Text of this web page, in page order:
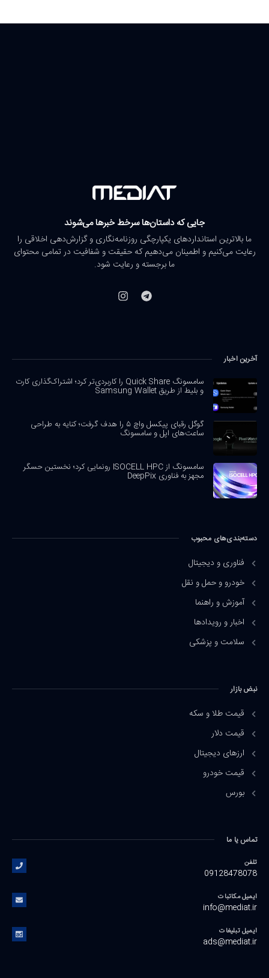
جایی که داستان‌ها سرخط خبرها می‌شوند
ما بالاترین استانداردهای یکپارچگی روزنامه‌نگاری و گزارش‌دهی اخلاقی را
رعایت می‌کنیم و اطمینان می‌دهیم که حقیقت و شفافیت در تمامی محتوای
ما برجسته و رعایت شود.
آخرین اخبار
سامسونگ Quick Share را کاربردی‌تر کرد؛ اشتراک‌گذاری کارت
و بلیط از طریق Samsung Wallet
گوگل رقبای پیکسل واچ ۵ را هدف گرفت؛ کنایه به طراحی
ساعت‌های اپل و سامسونگ
سامسونگ از ISOCELL HPC رونمایی کرد؛ نخستین حسگر
مجهز به فناوری DeepPix
دسته‌بندی‌های محبوب
فناوری و دیجیتال
خودرو و حمل و نقل
آموزش و راهنما
اخبار و رویدادها
سلامت و پزشکی
نبض بازار
قیمت طلا و سکه
قیمت دلار
ارزهای دیجیتال
قیمت خودرو
بورس
تماس یا ما
تلفن
09128478078
ایمیل مکاتبات
info@mediat.ir
ایمیل تبلیغات
ads@mediat.ir